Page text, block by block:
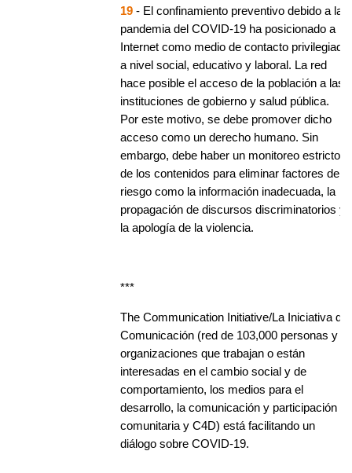
19 - El confinamiento preventivo debido a la
pandemia del COVID-19 ha posicionado a
Internet como medio de contacto privilegiado
a nivel social, educativo y laboral. La red
hace posible el acceso de la población a las
instituciones de gobierno y salud pública.
Por este motivo, se debe promover dicho
acceso como un derecho humano. Sin
embargo, debe haber un monitoreo estricto
de los contenidos para eliminar factores de
riesgo como la información inadecuada, la
propagación de discursos discriminatorios y
la apología de la violencia.
***
The Communication Initiative/La Iniciativa de
Comunicación (red de 103,000 personas y
organizaciones que trabajan o están
interesadas en el cambio social y de
comportamiento, los medios para el
desarrollo, la comunicación y participación
comunitaria y C4D) está facilitando un
diálogo sobre COVID-19.